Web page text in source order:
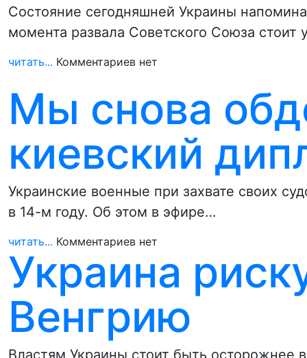
Состояние сегодняшней Украины
момента развала Советского Союза
читать... Комментариев нет
Мы снова
киевский
Украинские военные при захвате своих
в 14-м году. Об этом в эфире…
читать... Комментариев нет
Украина
Венгрию
Властям Украины стоит быть осторожнее